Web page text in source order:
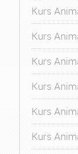
Kurs
Kurs
Kurs
Kurs
Kurs
Kurs